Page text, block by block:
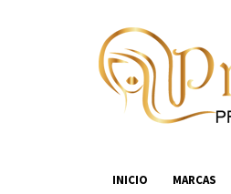
Ir
a
la
navegación
Ir
al
contenido
INICIO MARCAS